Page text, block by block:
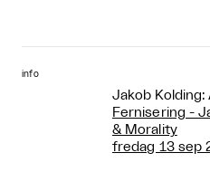
info
Jakob
Fernisering -
& Morality
fredag 13 sep